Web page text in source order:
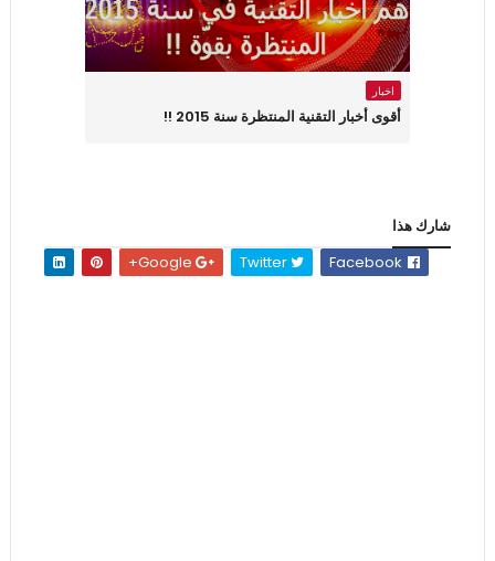
اخبار
أقوى أخبار التقنية المنتظرة سنة 2015 !!
شارك هذا
Twitter